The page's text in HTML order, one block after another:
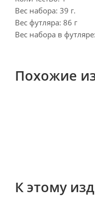
Вес набора: 39 г.
Вес футляра: 86 г
Вес набора в
Похожие
К этому